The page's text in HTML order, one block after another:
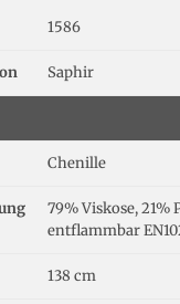
1586
Saphir
Chenille
79% Viskose, 21%
entflammbar
138 cm